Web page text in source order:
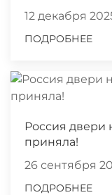
12 декабря
ПОДРОБНЕЕ
Россия двери
приняла!
26 сентября
ПОДРОБНЕЕ